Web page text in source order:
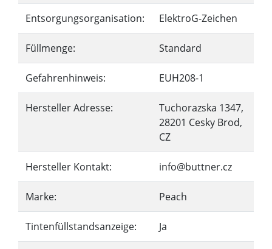
Entsorgungsorganisation: ElektroG-Zeichen
Füllmenge: Standard
Gefahrenhinweis: EUH208-1
Hersteller Adresse:
Tuchorazska 1347,
28201 Cesky Brod,
CZ
Hersteller Kontakt: info@buttner.cz
Marke: Peach
Tintenfüllstandsanzeige: Ja